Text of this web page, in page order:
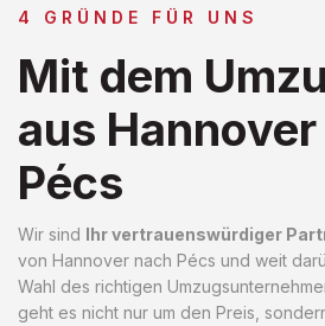
4 GRÜNDE FÜR UNS
Mit dem
aus
Pécs
Wir sind Ihr vertrauenswürdiger
von Hannover nach Pécs und weit
Wahl des richtigen
geht es nicht nur um den Preis,